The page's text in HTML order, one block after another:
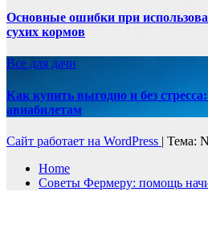
Основные ошибки при
сухих кормов
Все для дачи
Как купить выгодно и без
авиабилетам
Сайт работает на WordPress | Тема:
Home
Советы Фермеру: помощь